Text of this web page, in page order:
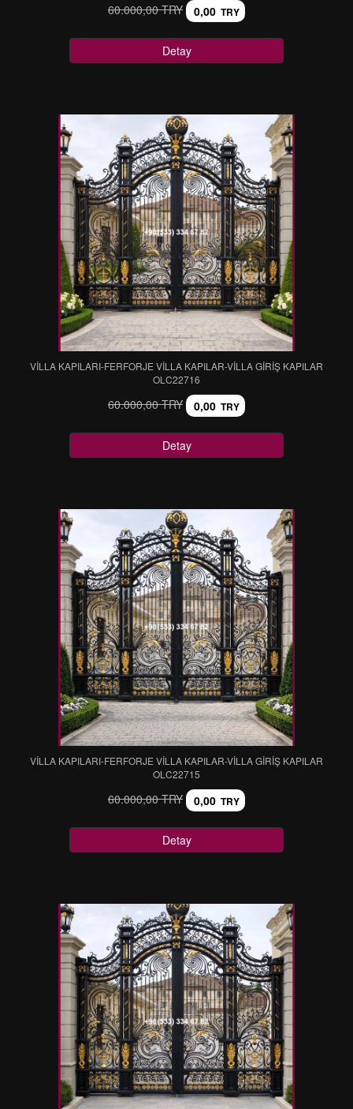
60.000,00 TRY 0,00 TRY
Detay
VİLLA KAPILARI-FERFORJE VİLLA KAPILAR-VİLLA GİRİŞ KAPILAR
OLC22716
60.000,00 TRY 0,00 TRY
Detay
VİLLA KAPILARI-FERFORJE VİLLA KAPILAR-VİLLA GİRİŞ KAPILAR
OLC22715
60.000,00 TRY 0,00 TRY
Detay